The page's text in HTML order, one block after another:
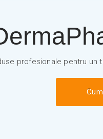
profesionale pentru un